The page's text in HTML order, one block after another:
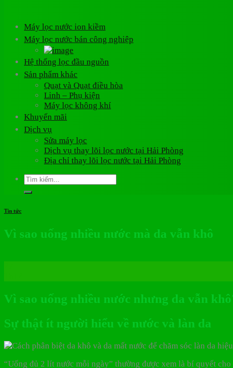
Máy lọc nước ion kiềm
Máy lọc nước bán công nghiệp
Hệ thống lọc đầu nguồn
Sản phẩm khác
Quạt và Quạt điều hòa
Linh – Phụ kiện
Máy lọc không khí
Khuyến mãi
Dịch vụ
Sửa máy lọc
Dịch vụ thay lõi lọc nước tại Hải Phòng
Địa chỉ thay lõi lọc nước tại Hải Phòng
Tìm
Tin tức
Vì sao uống nhiều nước mà da vẫn khô
Vì sao uống nhiều nước nhưng da vẫn
Sự thật ít người hiểu về nước và làn da
“Uống đủ 2 lít nước mỗi ngày” thường được xem là bí quyết